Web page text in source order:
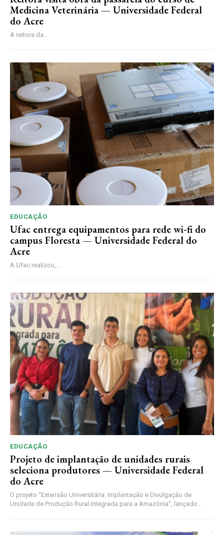
Medicina Veterinária — Universidade Federal
do Acre
A reitora da...
EDUCAÇÃO
Ufac entrega equipamentos para rede wi-fi do
campus Floresta — Universidade Federal do
Acre
A Ufac realizou,...
EDUCAÇÃO
Projeto de implantação de unidades rurais
seleciona produtores — Universidade Federal
do Acre
O projeto “Extensão Universitária: Implantação e Divulgação de
Unidade de Produção Rural Integrada para a Amazônia”, lançado...